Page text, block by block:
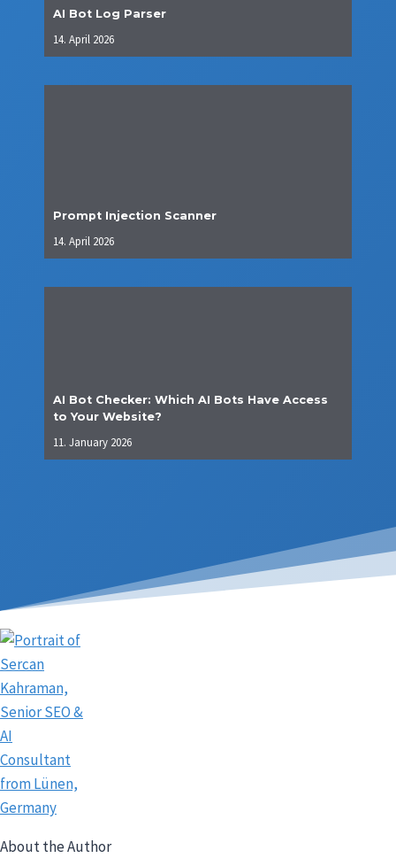
AI Bot Log Parser
14. April 2026
Prompt Injection Scanner
14. April 2026
AI Bot Checker: Which AI Bots Have Access
to Your Website?
11. January 2026
About the Author